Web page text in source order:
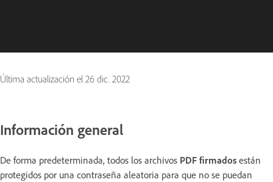
Última actualización el 26 dic. 2022
Información general
De forma predeterminada, todos los archivos PDF firmados están
protegidos por una contraseña aleatoria para que no se puedan